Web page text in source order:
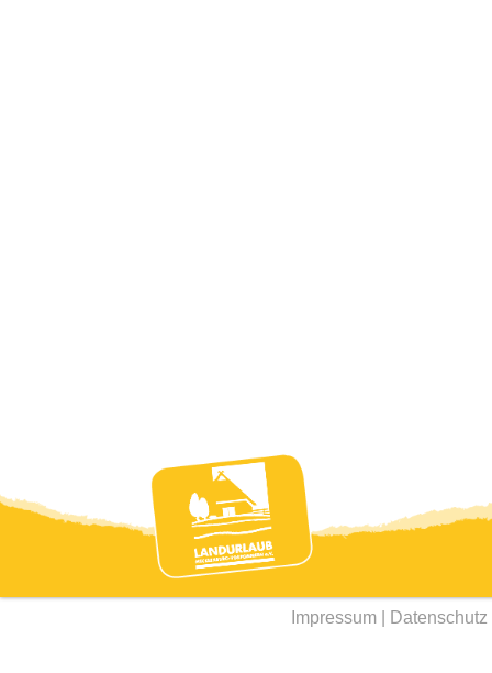
Impressum| Datenschutz